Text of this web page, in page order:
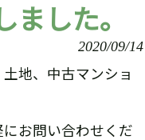
した。
2020/09/14
地、中古マンショ
お問い合わせくだ